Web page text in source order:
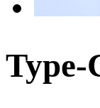
Type-